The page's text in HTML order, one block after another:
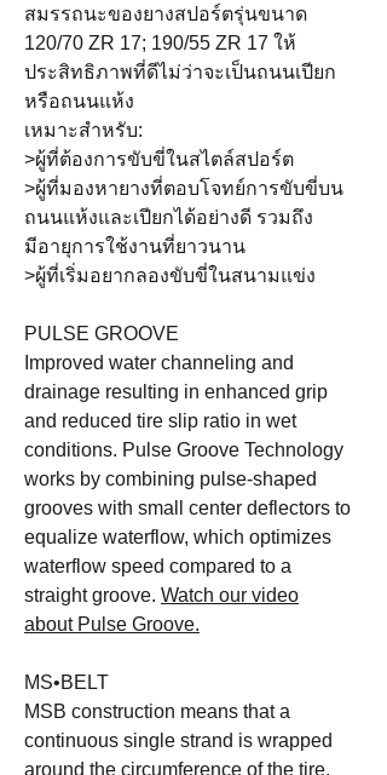
สมรรถนะของยางสปอร์ตรุ่นขนาด
120/70 ZR 17; 190/55 ZR 17 ให้
ประสิทธิภาพที่ดีไม่ว่าจะเป็นถนนเปียก
หรือถนนแห้ง
เหมาะสำหรับ:
>ผู้ที่ต้องการขับขี่ในสไตล์สปอร์ต
>ผู้ที่มองหายางที่ตอบโจทย์การขับขี่บน
ถนนแห้งและเปียกได้อย่างดี รวมถึง
มีอายุการใช้งานที่ยาวนาน
>ผู้ที่เริ่มอยากลองขับขี่ในสนามแข่ง
PULSE GROOVE
Improved water channeling and
drainage resulting in enhanced grip
and reduced tire slip ratio in wet
conditions. Pulse Groove Technology
works by combining pulse-shaped
grooves with small center deflectors to
equalize waterflow, which optimizes
waterflow speed compared to a
straight groove. Watch our video
about Pulse Groove.
MS•BELT
MSB construction means that a
continuous single strand is wrapped
around the circumference of the tire.